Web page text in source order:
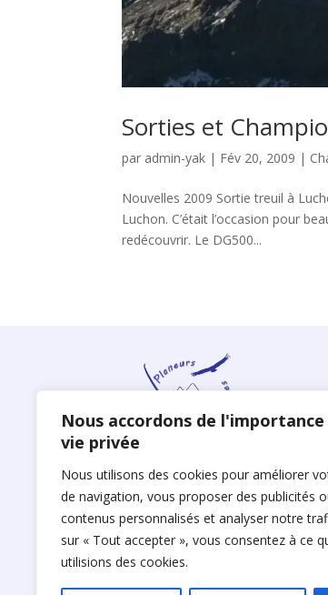
Nous accordons de
vie privée
Nous utilisons des cookies pour améliorer
de navigation, vous proposer des publicités
contenus personnalisés et analyser notre
sur « Tout accepter », vous consentez à ce
utilisions des cookies.
Sorties et
par admin-yak | Fév 20, 2009 |
Nouvelles 2009 Sortie treuil à
Luchon. C’était l’occasion pour
redécouvrir. Le DG500...
Club Planeur Saint-Gaudens
Aérodrome de Saint-Gaudens
Montréjeau
31210 Clarac